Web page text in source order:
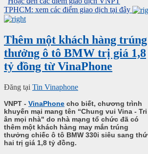
TPHCM: xem các điểm giao dịch tại đây
Thêm một khách hàng trúng
thưởng ô tô BMW trị giá 1,8
tỷ đồng từ VinaPhone
Đăng tại Tin Vinaphone
VNPT - VinaPhone cho biết, chương trình
khuyến mại mang tên “Chung vui Vina - Tri
ân mọi nhà" do nhà mạng tổ chức đã có
thêm một khách hàng may mắn trúng
thưởng chiếc ô tô BMW 330i siêu sang thứ
hai trị giá 1,8 tỷ đồng.